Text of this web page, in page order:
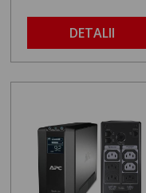
DETALII